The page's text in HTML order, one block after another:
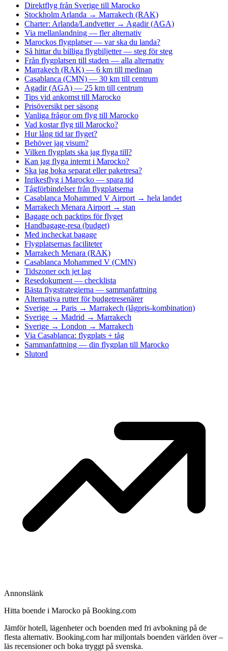
Direktflyg från Sverige till Marocko
Stockholm Arlanda → Marrakech (RAK)
Charter: Arlanda/Landvetter → Agadir (AGA)
Via mellanlandning — fler alternativ
Marockos flygplatser — var ska du landa?
Så hittar du billiga flygbiljetter — steg för steg
Från flygplatsen till staden — alla alternativ
Marrakech (RAK) — 6 km till medinan
Casablanca (CMN) — 30 km till centrum
Agadir (AGA) — 25 km till centrum
Tips vid ankomst till Marocko
Prisöversikt per säsong
Vanliga frågor om flyg till Marocko
Vad kostar flyg till Marocko?
Hur lång tid tar flyget?
Behöver jag visum?
Vilken flygplats ska jag flyga till?
Kan jag flyga internt i Marocko?
Ska jag boka separat eller paketresa?
Inrikesflyg i Marocko — spara tid
Tågförbindelser från flygplatserna
Casablanca Mohammed V Airport → hela landet
Marrakech Menara Airport → stan
Bagage och packtips för flyget
Handbagage-resa (budget)
Med incheckat bagage
Flygplatsernas faciliteter
Marrakech Menara (RAK)
Casablanca Mohammed V (CMN)
Tidszoner och jet lag
Resedokument — checklista
Bästa flygstrategierna — sammanfattning
Alternativa rutter för budgetresenärer
Sverige → Paris → Marrakech (lågpris-kombination)
Sverige → Madrid → Marrakech
Sverige → London → Marrakech
Via Casablanca: flygplats + tåg
Sammanfattning — din flygplan till Marocko
Slutord
Annonslänk
Hitta boende i Marocko på Booking.com
Jämför hotell, lägenheter och boenden med fri avbokning på de
flesta alternativ. Booking.com har miljontals boenden världen över –
läs recensioner och boka tryggt på svenska.